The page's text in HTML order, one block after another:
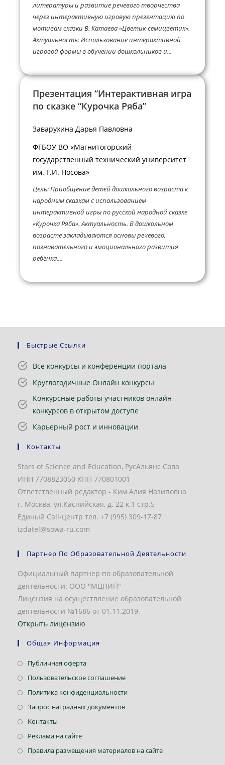
литературы и развитие речевого творчества
через интерактивную игровую презентацию по
мотивам сказки В. Катаева «Цветик-семицветик».
Актуальность: Использование интерактивной
игровой формы в обучении дошкольников и...
Презентация “Интерактивная игра
по сказке “Курочка Ряба”
Заварухина Дарья Павловна
ФГБОУ ВО «Магнитогорский
государственный технический университет
им. Г.И. Носова»
Цель: Приобщение детей дошкольного возраста к
народным сказкам с использованием
интерактивной игры по русской народной сказке
«Курочка Ряба». Актуальность. В дошкольном
возрасте закладываются основы речевого,
познавательного и эмоционального развития
ребёнка....
Быстрые Ссылки
Все конкурсы и конференции портала
Круглогодичные Онлайн конкурсы
Конкурсные работы участников онлайн
конкурсов в открытом доступе
Карьерный рост и инновации
Контакты
Stars of Science and Education, РусАльянс Сова
ИНН 7708823050 КПП 770801001
Ответственный редактор - Ким Алия Назиповна
г. Москва, ул.Каспийская, д. 22 к.1 стр.5
Единый Call-центр тел. +7 (995) 309-17-87
izdatel@sowa-ru.com
Партнер По Образовательной Деятельности
Официальный партнер по образовательной
деятельности: ООО "МЦНИП"
Лицензия на осуществление образовательной
деятельности №1686 от 01.11.2019.
Открыть лицензию
Общая Информация
Публичная офертаОткроется
в
Пользовательское соглашениеОткроется
в
Политика конфиденциальностиОткроется
Запрос наградных документовОткроется
Контакты
в
Реклама на сайтеОткроется
в
Правила размещения материалов на сайтеОткроется